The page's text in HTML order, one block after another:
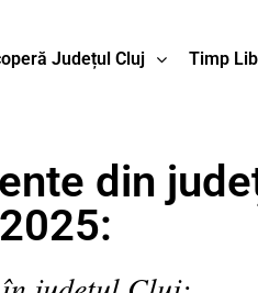
Județul Cluj Timp
din